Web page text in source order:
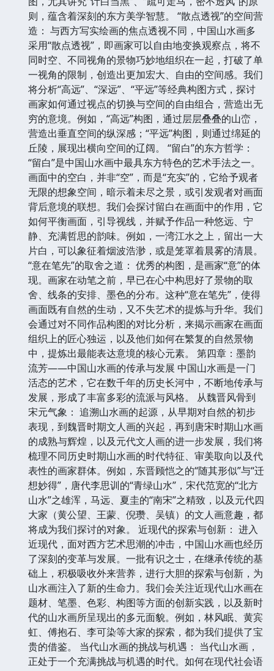
则，蕴含着深刻的东方美学智慧。 “散点透视”的空间营
造： 与西方写实绘画的焦点透视不同，中国山水画多
采用“散点透视”，即画家可以自由地变换观察点，将不
同时空、不同视角的景物巧妙地组织在一起，打破了单
一视角的限制，创造出更加宏大、自由的空间感。我们
将分析“高远”、“深远”、“平远”等经典构图方式，探讨
画家如何通过视点的切换与空间的自由组合，营造出无
穷的意境。例如，“高远”构图，通过层层叠叠的山峦，
营造出垂直空间的纵深感；“平远”构图，则通过绵延的
丘陵，展现出横向空间的辽阔。 “留白”的东方哲学：
“留白”是中国山水画中最具东方特色的艺术手法之一。
画面中的空白，并非“空”，而是“充实”的，它给予观者
无限的想象空间，暗示着未尽之景，或引发观者对画面
背后意境的联想。我们会探讨留白在画面中的作用，它
如何平衡画面，引导视线，并赋予作品一种悠远、宁
静、充满哲思的韵味。例如，一湾江水之上，留出一大
片白，可以象征着烟波浩渺，或是笼罩着晨雾的清晨。
“意在笔先”的取舍之道： 优秀的构图，是画家“意”的体
现。画家在动笔之前，早已在心中构思好了景物的取
舍、线条的安排、墨色的分布。这种“意在笔先”，使得
画面既有自然的生动，又不失艺术的提炼与升华。我们
会通过对不同作品构图的对比分析，来揭示画家在画面
组织上的匠心独运，以及他们如何在繁复的自然景物
中，提炼出最能表达意境的核心元素。 第四章：墨韵
流芳——中国山水画的传承与发展 中国山水画是一门
活态的艺术，它在数千年的历史长河中，不断地传承与
发展，形成了丰富多彩的流派与风格。 从魏晋风骨到
宋元气象： 追溯山水画的起源，从早期对自然的初步
表现，到魏晋时期文人画的兴起，再到唐宋时期山水画
的成熟与辉煌，以及元代文人画的进一步发展，我们将
梳理不同历史时期山水画的时代特征、审美取向以及代
表性的画家群体。例如，东晋顾恺之的“随其形似”与“迁
想妙得”，唐代李思训的“青绿山水”，宋代范宽的“北方
山水”之雄浑，马远、夏圭的“南宋”之精致，以及元代四
大家（黄公望、王蒙、倪瓒、吴镇）的文人画意趣，都
将成为我们探讨的对象。 近现代的探索与创新： 进入
近现代，面对西方艺术思潮的冲击，中国山水画也经历
了深刻的变革与发展。一批有识之士，在继承传统的基
础上，积极吸收外来营养，进行大胆的探索与创新，为
山水画注入了新的生命力。我们会关注近现代山水画在
题材、笔墨、色彩、构图等方面的创新实践，以及新时
代的山水画所呈现出的多元面貌。例如，林风眠、黄宾
虹、傅抱石、李可染等大家的探索，都为我们提供了宝
贵的借鉴。 当代山水画的挑战与机遇： 当代山水画，
正处于一个充满挑战与机遇的时代。如何在现代社会语